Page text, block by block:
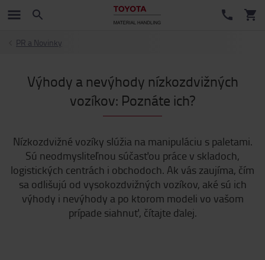
PR a Novinky
Výhody a nevýhody nízkozdvižných
vozíkov: Poznáte ich?
Nízkozdvižné vozíky slúžia na manipuláciu s paletami.
Sú neodmysliteľnou súčasťou práce v skladoch,
logistických centrách i obchodoch. Ak vás zaujíma, čím
sa odlišujú od vysokozdvižných vozíkov, aké sú ich
výhody i nevýhody a po ktorom modeli vo vašom
prípade siahnuť, čítajte ďalej.